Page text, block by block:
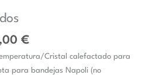
€.
€
6.806,00 €.
Cristal calefactado para
para bandejas Napoli (no